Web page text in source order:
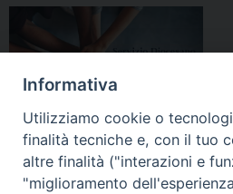
Informativa
Utilizziamo cookie o
finalità tecniche e, con il tuo
altre finalità ("interazioni e
"miglioramento